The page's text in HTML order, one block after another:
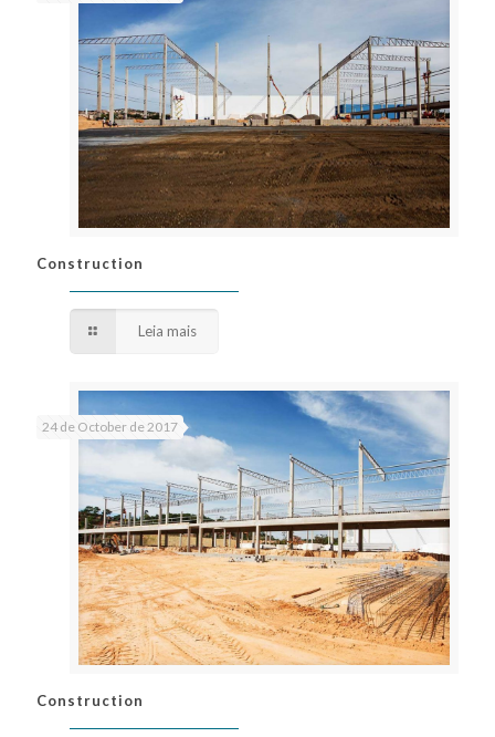
Construction
Leia mais
24 de October de 2017
Construction